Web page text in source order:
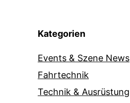
Kategorien
Events & Szene News
Fahrtechnik
Technik & Ausrüstung